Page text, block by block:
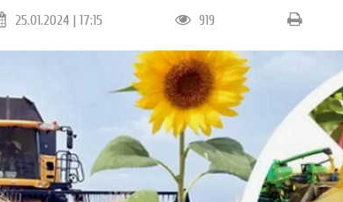
25.01.2024 | 17:15 919